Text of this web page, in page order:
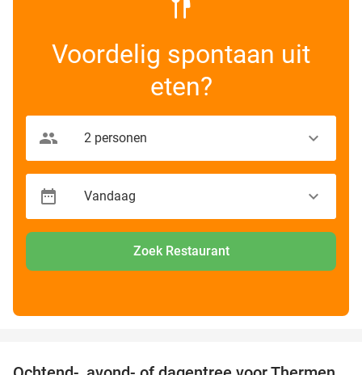
Voordelig spontaan uit
eten?
Zoek Restaurant